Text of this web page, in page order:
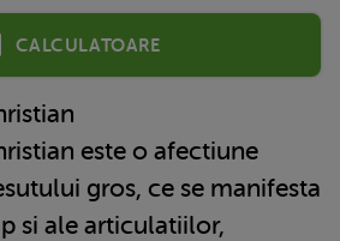
Calculatoare
este o afectiune
gros, ce se manifesta
si ale articulatiilor,